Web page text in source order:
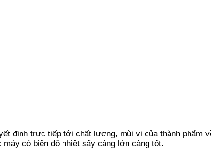
định trực tiếp tới chất lượng, mùi vị của thành phẩm
có biên độ nhiệt sấy càng lớn càng tốt.